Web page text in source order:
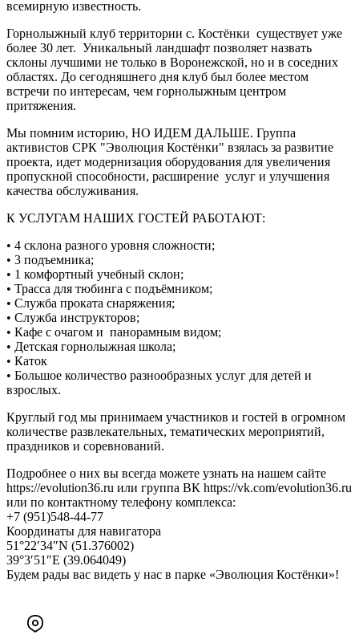
всемирную известность.
Горнолыжный клуб территории с. Костёнки существует уже
более 30 лет. Уникальный ландшафт позволяет назвать
склоны лучшими не только в Воронежской, но и в соседних
областях. До сегодняшнего дня клуб был более местом
встречи по интересам, чем горнолыжным центром
притяжения.
Мы помним историю, НО ИДЕМ ДАЛЬШЕ. Группа
активистов СРК "Эволюция Костёнки" взялась за развитие
проекта, идет модернизация оборудования для увеличения
пропускной способности, расширение услуг и улучшения
качества обслуживания.
К УСЛУГАМ НАШИХ ГОСТЕЙ РАБОТАЮТ:
• 4 склона разного уровня сложности;
• 3 подъемника;
• 1 комфортный учебный склон;
• Трасса для тюбинга с подъёмником;
• Служба проката снаряжения;
• Служба инструкторов;
• Кафе с очагом и панорамным видом;
• Детская горнолыжная школа;
• Каток
• Большое количество разнообразных услуг для детей и
взрослых.
Круглый год мы принимаем участников и гостей в огромном
количестве развлекательных, тематических мероприятий,
праздников и соревнований.
Подробнее о них вы всегда можете узнать на нашем сайте
https://evolution36.ru или группа ВК https://vk.com/evolution36.ru
или по контактному телефону комплекса:
+7 (951)548-44-77
Координаты для навигатора
51°22′34″N (51.376002)
39°3′51″E (39.064049)
Будем рады вас видеть у нас в парке «Эволюция Костёнки»!